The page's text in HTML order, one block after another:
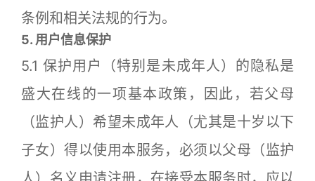
条例和相关法规的行为。
5. 用户信息保护
5.1 保护用户（特别是未成年人）的隐私是
盛大在线的一项基本政策，因此，若父母
（监护人）希望未成年人（尤其是十岁以下
子女）得以使用本服务，必须以父母（监护